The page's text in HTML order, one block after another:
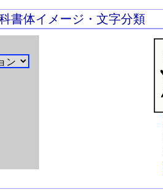
書体イメージ・文字分類